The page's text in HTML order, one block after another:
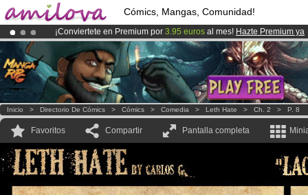
Cómics, Mangas, Comunidad!
¡Conviertete en Premium por 3.95 euros al mes! Hazte Premium ya
¡Ya tenemos 100000miembrosy 1000Cómics y Mangas!.
El Kickstarter Amilova está desormado lanzado!.
Inicio > Directorio De Cómics > Cómics > Comedia > Leth Hate > Ch. 2 > P. 8
Favoritos Compartir Pantalla completa